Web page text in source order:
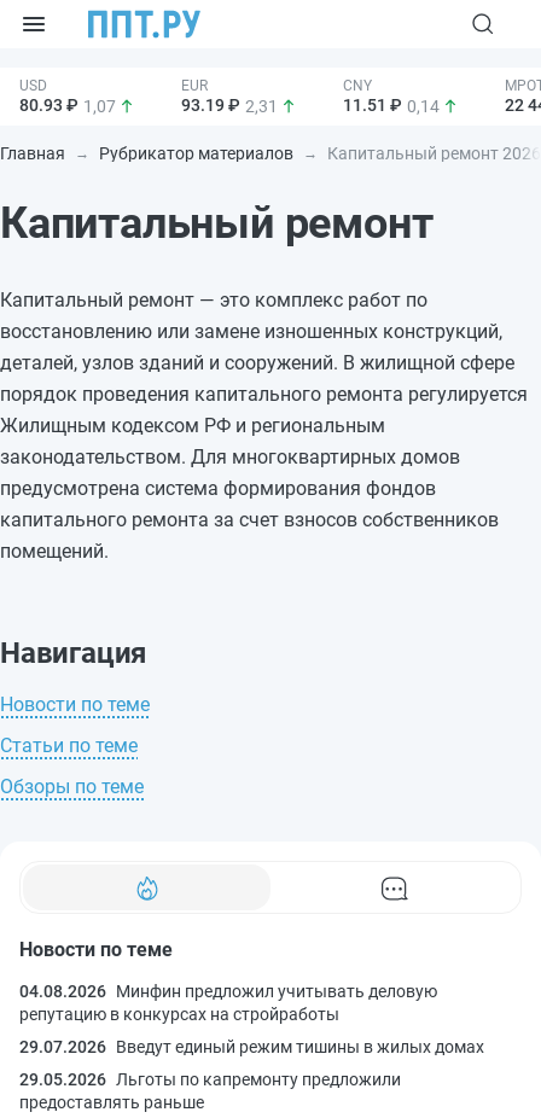
80.93 ₽ 1,07 93.19 ₽ 2,31 11.51 ₽ 0,14 22
Главная Рубрикатор материалов Капитальный ремонт
Капитальный ремонт
Капитальный ремонт — это комплекс работ по
восстановлению или замене изношенных конструкций,
деталей, узлов зданий и сооружений. В жилищной сфере
порядок проведения капитального ремонта регулируется
Жилищным кодексом РФ и региональным
законодательством. Для многоквартирных домов
предусмотрена система формирования фондов
капитального ремонта за счет взносов собственников
помещений.
Новости по теме
04.08.2026 Минфин предложил учитывать деловую
репутацию в конкурсах на стройработы
29.07.2026 Введут единый режим тишины в жилых домах
29.05.2026 Льготы по капремонту предложили
предоставлять раньше
Навигация
Новости по теме
Статьи по теме
Обзоры по теме